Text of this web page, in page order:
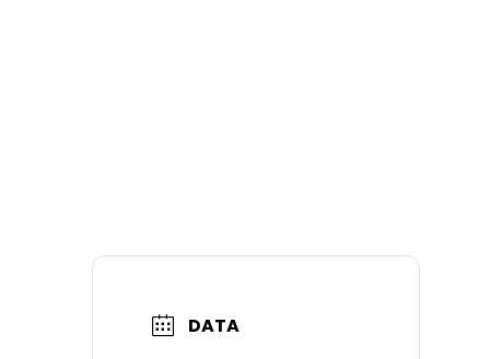
DATA